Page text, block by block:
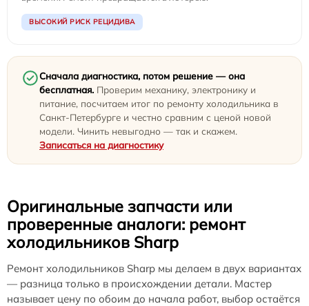
ВЫСОКИЙ РИСК РЕЦИДИВА
Сначала диагностика, потом решение — она
бесплатная. Проверим механику, электронику и
питание, посчитаем итог по ремонту холодильника в
Санкт-Петербурге и честно сравним с ценой новой
модели. Чинить невыгодно — так и скажем.
Записаться на диагностику
Оригинальные запчасти или
проверенные аналоги: ремонт
холодильников Sharp
Ремонт холодильников Sharp мы делаем в двух вариантах
— разница только в происхождении детали. Мастер
называет цену по обоим до начала работ, выбор остаётся